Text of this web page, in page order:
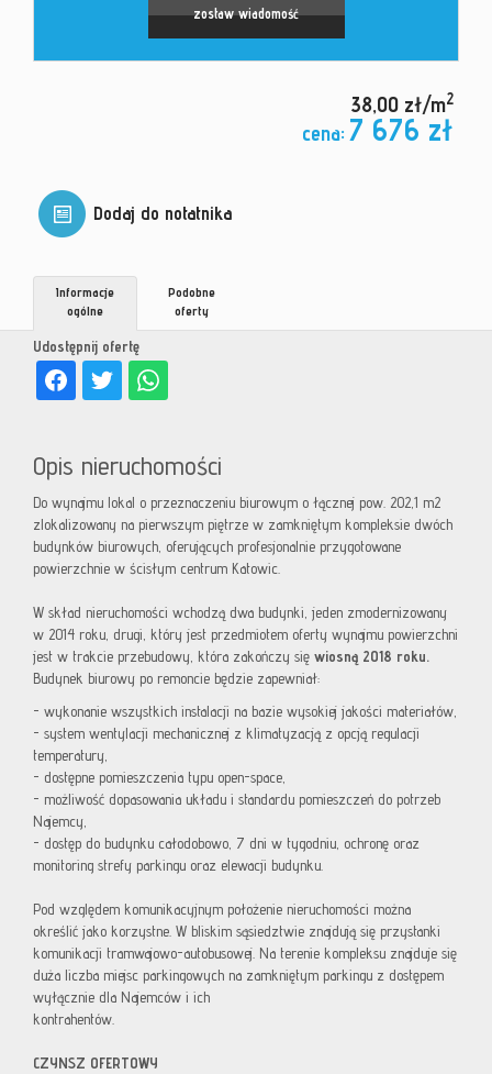
zostaw wiadomość
38,00 zł/m2
cena: 7 676 zł
Dodaj do notatnika
Udostępnij ofertę
Informacje
ogólne
Podobne
oferty
Opis nieruchomości
Do wynajmu lokal o przeznaczeniu biurowym o łącznej pow. 202,1 m2
zlokalizowany na pierwszym piętrze w zamkniętym kompleksie dwóch
budynków biurowych, oferujących profesjonalnie przygotowane
powierzchnie w ścisłym centrum Katowic.
W skład nieruchomości wchodzą dwa budynki, jeden zmodernizowany
w 2014 roku, drugi, który jest przedmiotem oferty wynajmu powierzchni
jest w trakcie przebudowy, która zakończy się wiosną 2018 roku.
Budynek biurowy po remoncie będzie zapewniał:
- wykonanie wszystkich instalacji na bazie wysokiej jakości materiałów,
- system wentylacji mechanicznej z klimatyzacją z opcją regulacji
temperatury,
- dostępne pomieszczenia typu open-space,
- możliwość dopasowania układu i standardu pomieszczeń do potrzeb
Najemcy,
- dostęp do budynku całodobowo, 7 dni w tygodniu, ochronę oraz
monitoring strefy parkingu oraz elewacji budynku.
Pod względem komunikacyjnym położenie nieruchomości można
określić jako korzystne. W bliskim sąsiedztwie znajdują się przystanki
komunikacji tramwajowo-autobusowej. Na terenie kompleksu znajduje się
duża liczba miejsc parkingowych na zamkniętym parkingu z dostępem
wyłącznie dla Najemców i ich
kontrahentów.
CZYNSZ OFERTOWY